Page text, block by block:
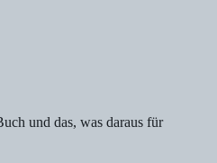
und das, was daraus für